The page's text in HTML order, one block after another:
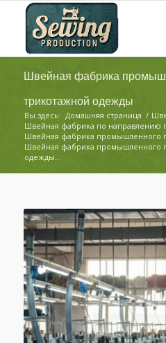
Швейная фабрика
трикотажной одежды
Вы здесь: Домашняя страница /
Швейная фабрика по направлению
Швейная фабрика промышленного
Швейная фабрика промышленного
одежды...